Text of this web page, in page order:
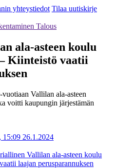
yhteystiedot Tilaa uutiskirje
Talous
ala-asteen koulu
Kiinteistö vaatii
Vallilan ala-asteen
voitti kaupungin järjestämän
15:09 26.1.2024
Vallilan ala-asteen koulu
laajan perusparannuksen